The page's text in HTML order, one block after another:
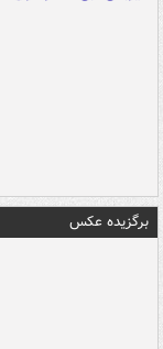
برگزیده عکس